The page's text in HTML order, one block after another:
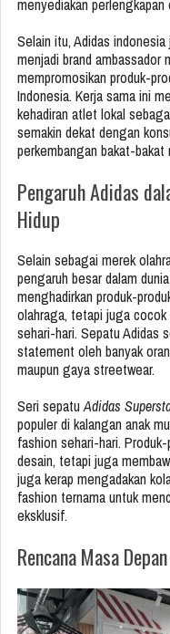
menyediakan
Selain itu, Adidas
menjadi brand ambassador
mempromosikan produk-
Indonesia. Kerja sama ini
kehadiran atlet lokal
semakin dekat dengan
perkembangan bakat-bakat
Pengaruh Adidas
Hidup
Selain sebagai merek
pengaruh besar dalam
menghadirkan produk-
olahraga, tetapi juga cocok
sehari-hari. Sepatu Adidas
statement oleh banyak
maupun gaya streetwear.
Seri sepatuAdidas
populer di kalangan anak
fashion sehari-hari.
desain, tetapi juga
juga kerap mengadakan
fashion ternama untuk
eksklusif.
Rencana Masa